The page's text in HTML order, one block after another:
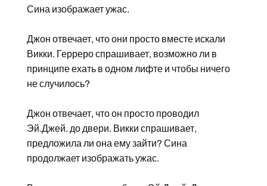
Сина изображает ужас.
Джон отвечает, что они просто вместе искали
Викки. Герреро спрашивает, возможно ли в
принципе ехать в одном лифте и чтобы ничего
не случилось?
Джон отвечает, что он просто проводил
Эй.Джей. до двери. Викки спрашивает,
предложила ли она ему зайти? Сина
продолжает изображать ужас.